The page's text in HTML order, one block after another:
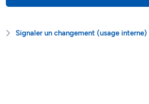
Signaler un changement (usage interne)